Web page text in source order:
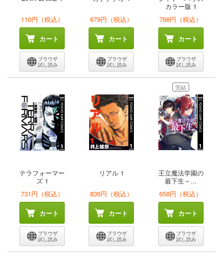
110円（税込）
カート
ブラウザ
試し読み
679円（税込）
カート
ブラウザ
試し読み
カラー版 1
768円（税込）
カート
ブラウザ
試し読み
テラフォーマー
ズ 1
731円（税込）
カート
ブラウザ
試し読み
リアル 1
836円（税込）
カート
ブラウザ
試し読み
完結
王立魔法学園の
最下生～...
658円（税込）
カート
ブラウザ
試し読み